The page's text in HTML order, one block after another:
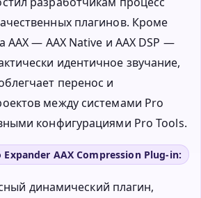
плагинов. Кроме
AAX — AAX Native и AAX DSP —
идентичное звучание,
перенос и
между системами Pro
конфигурациями Pro Tools.
AAX Compression Plug-in:
динамический плагин,